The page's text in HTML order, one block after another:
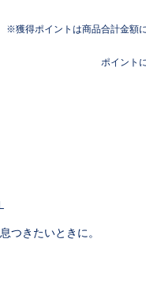
獲得ポイントは商品合計金額
ポイント
つきたいときに。